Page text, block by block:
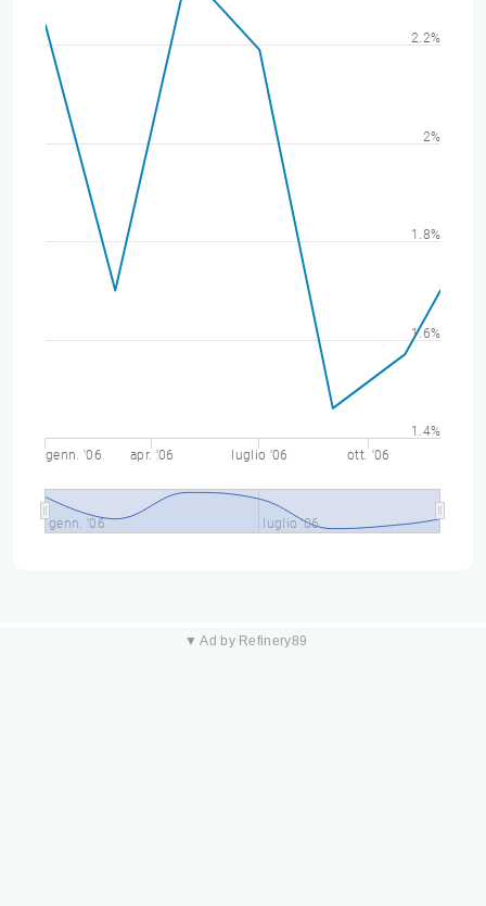
genn. '06 apr. '06 luglio '06 ott. '06
genn. '06 luglio '06
1.4%
1.6%
1.8%
2%
2.2%
▼ Ad by Refinery89